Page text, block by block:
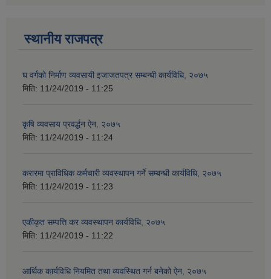
स्थानीय राजपत्र
घ वर्गको निर्माण व्यवसायी इजाजतपत्र सम्बन्धी कार्यविधि, २०७५
मिति: 11/24/2019 - 11:25
कृषि व्यवसाय प्रवर्द्धन ऐन, २०७५
मिति: 11/24/2019 - 11:24
करारमा प्राविधिक कर्मचारी व्यवस्थापन गर्ने सम्बन्धी कार्यविधि, २०७५
मिति: 11/24/2019 - 11:23
एकीकृत सम्पत्ति कर व्यवस्थापन कार्यविधि, २०७५
मिति: 11/24/2019 - 11:22
आर्थिक कार्यविधि नियमित तथा व्यवस्थित गर्न बनेको ऐन, २०७५